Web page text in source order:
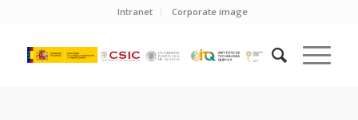
Intranet Corporate image